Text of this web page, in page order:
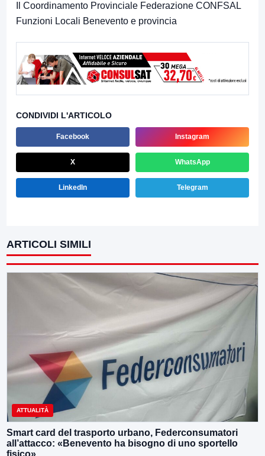
Il Coordinamento Provinciale Federazione CONFSAL
Funzioni Locali Benevento e provincia
CONDIVIDI L'ARTICOLO
Facebook Instagram
X WhatsApp
LinkedIn Telegram
ARTICOLI SIMILI
ATTUALITÀ
Smart card del trasporto urbano, Federconsumatori
all’attacco: «Benevento ha bisogno di uno sportello
fisico»